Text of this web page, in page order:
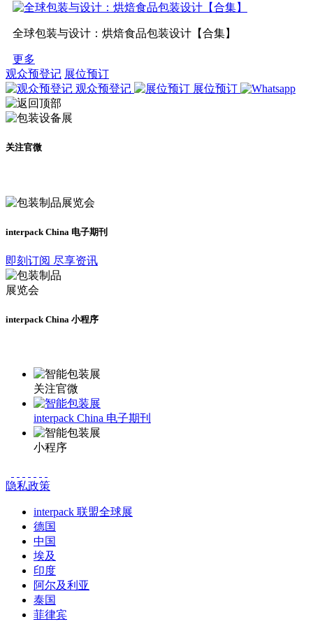
全球包装与设计：烘焙食品包装设计【合集】
更多
观众预登记 展位预订
观众预登记
展位预订
关注官微
interpack China 电子期刊
即刻订阅 尽享资讯
interpack China 小程序
关注官微
interpack China 电子期刊
小程序
隐私政策
interpack 联盟全球展
德国
中国
埃及
印度
阿尔及利亚
泰国
菲律宾